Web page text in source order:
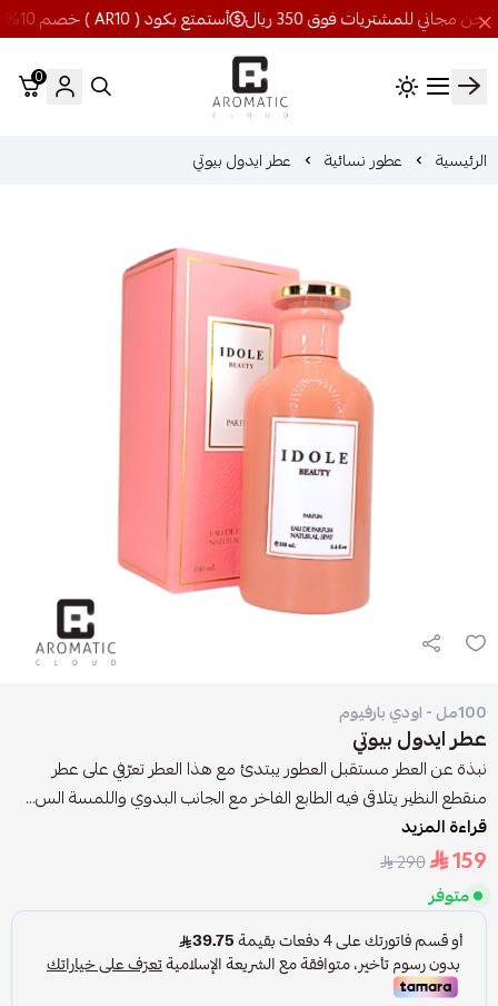
أستمتع بكود ( AR10 ) خصم 10% شحن مجاني للمشتريات فوق 350 ريال
اروماتيك كلاود
0
الرئيسية عطور نسائية عطر ايدول بيوتي
100مل - اودي بارفيوم
عطر ايدول بيوتي
نبذة عن العطر مستقبل العطور يبتدئ مع هذا العطر تعرّفي على عطر
منقطع النظير يتلاقى فيه الطابع الفاخر مع الجانب البدوي واللمسة الس...
قراءة المزيد
159
290
متوفر